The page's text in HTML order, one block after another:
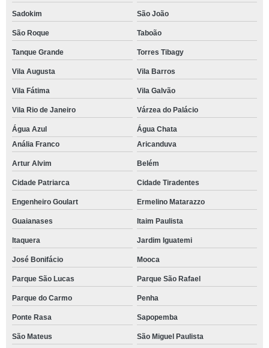
Sadokim São João
São Roque Taboão
Tanque Grande Torres Tibagy
Vila Augusta Vila Barros
Vila Fátima Vila Galvão
Vila Rio de Janeiro Várzea do Palácio
Água Azul
Água Chata
Anália Franco
Aricanduva
Artur Alvim Belém
Cidade Patriarca Cidade Tiradentes
Engenheiro Goulart Ermelino Matarazzo
Guaianases Itaim Paulista
Itaquera Jardim Iguatemi
José Bonifácio Mooca
Parque São Lucas Parque São Rafael
Parque do Carmo Penha
Ponte Rasa Sapopemba
São Mateus São Miguel Paulista